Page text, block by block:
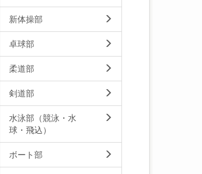
新体操部
卓球部
柔道部
剣道部
水泳部（競泳・水
球・飛込）
ボート部